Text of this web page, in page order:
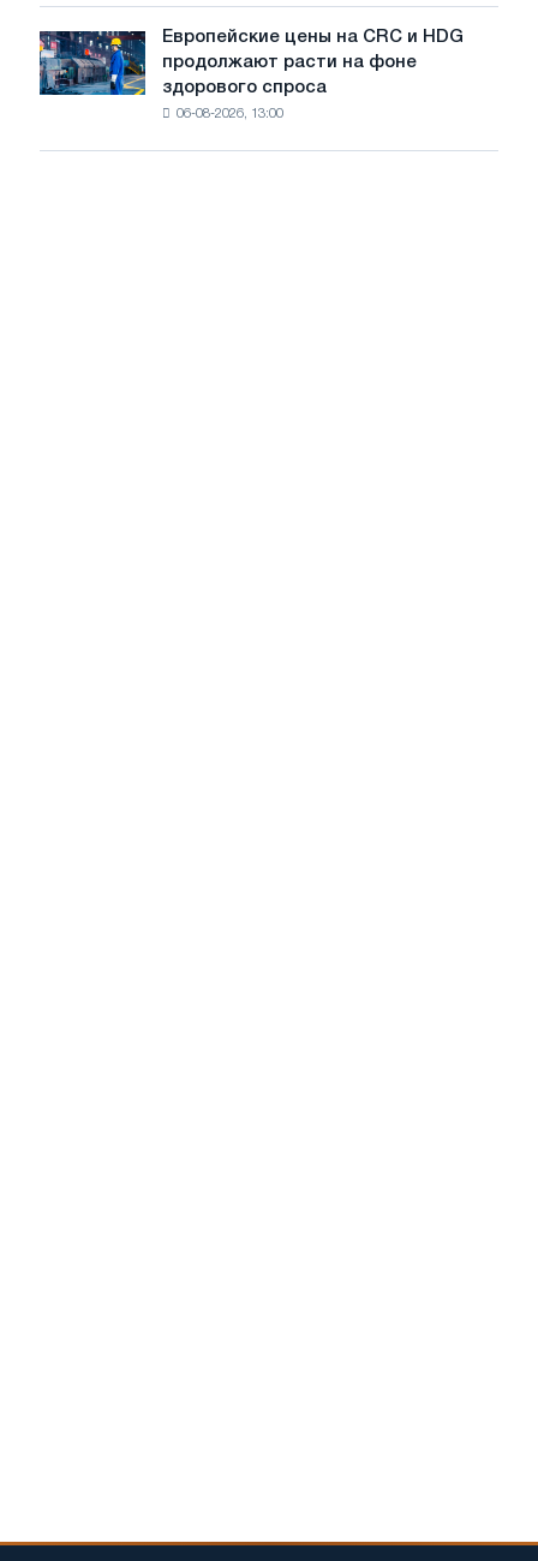
замедление
роста
цен
новую
режущую
машину
Европейские
цены
на
Европейские цены на CRC и HDG
продолжают расти на фоне
здорового спроса
06-08-2026, 13:00